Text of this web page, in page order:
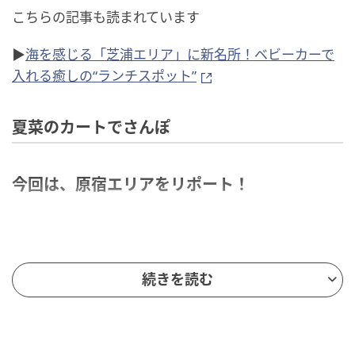
こちらの記事も読まれています
▶海を感じる「芝浦エリア」に新名所！ベビーカーで
入れる癒しの“ランチスポット”
夏菜のカートでさんぽ
今回は、原宿エリアをリポート！
原宿で貴重なキッズスペース付き FAMiRES
続きを読む